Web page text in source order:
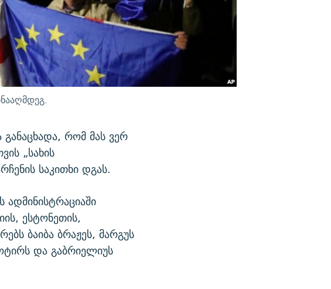
რომ მას ვერ
„სახის
საკითხი დგას.
ესტონეთის,
ბაიბა ბრაჟეს, მარგუს
და გაბრიელიუს